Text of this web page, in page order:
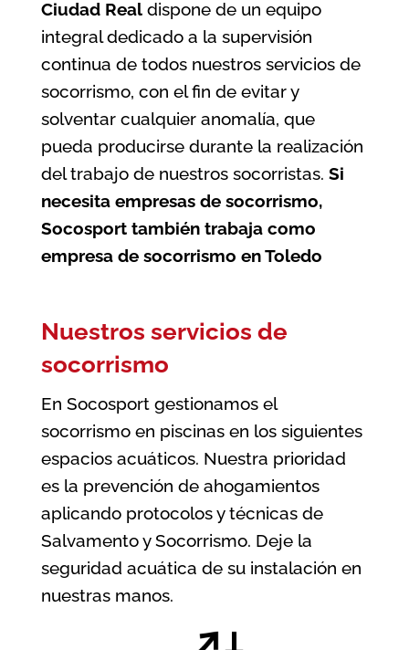
Ciudad Realdispone de un equipo
integral dedicado a la supervisión
continua de todos nuestros servicios de
socorrismo, con el fin de evitar y
solventar cualquier anomalía, que
pueda producirse durante la realización
del trabajo de nuestros socorristas. Si
necesita empresas de socorrismo,
Socosport también trabaja como
empresa de socorrismo en Toledo
Nuestros servicios de
socorrismo
En Socosport gestionamos el
socorrismo en piscinas en los siguientes
espacios acuáticos. Nuestra prioridad
es la prevención de ahogamientos
aplicando protocolos y técnicas de
Salvamento y Socorrismo. Deje la
seguridad acuática de su instalación en
nuestras manos.